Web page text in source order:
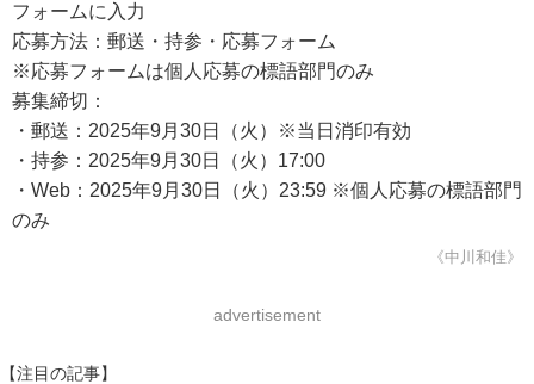
フォームに入力
応募方法：郵送・持参・応募フォーム
※応募フォームは個人応募の標語部門のみ
募集締切：
・郵送：2025年9月30日（火）※当日消印有効
・持参：2025年9月30日（火）17:00
・Web：2025年9月30日（火）23:59 ※個人応募の標語部門
のみ
《中川和佳》
advertisement
【注目の記事】